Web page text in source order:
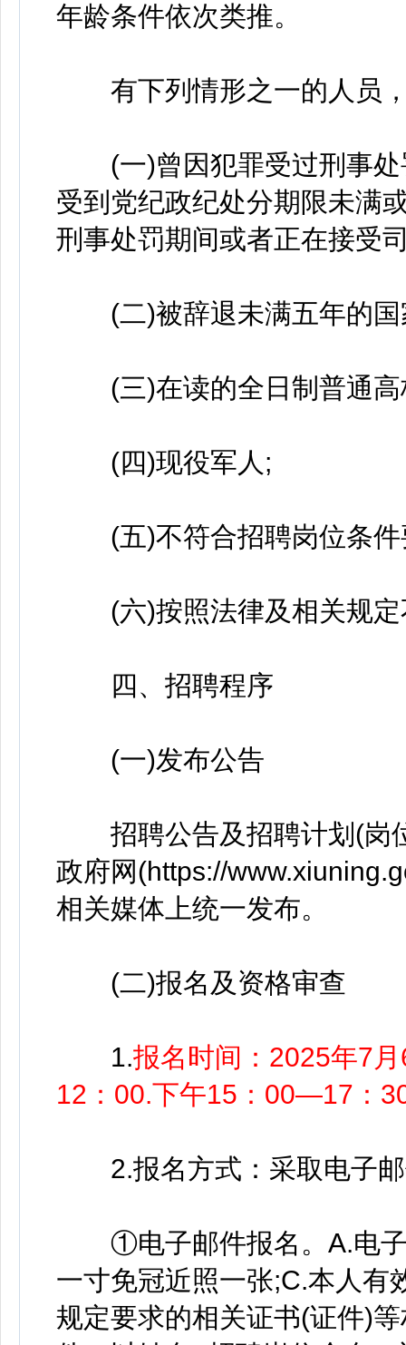
年龄条件依次类推。
有下列情形之一的人员
(一)曾因犯罪受过刑事处
受到党纪政纪处分期限未满
刑事处罚期间或者正在接受
(二)被辞退未满五年的国
(三)在读的全日制普通高
(四)现役军人;
(五)不符合招聘岗位条件
(六)按照法律及相关规定
四、招聘程序
(一)发布公告
招聘公告及招聘计划(岗
政府网(https://
相关媒体上统一发布。
(二)报名及资格审查
1.报名时间：2025年7
12：00.下午15：00—17：
2.报名方式：采取电子邮
①电子邮件报名。A.电子
一寸免冠近照一张;C.本人有
规定要求的相关证书(证件)